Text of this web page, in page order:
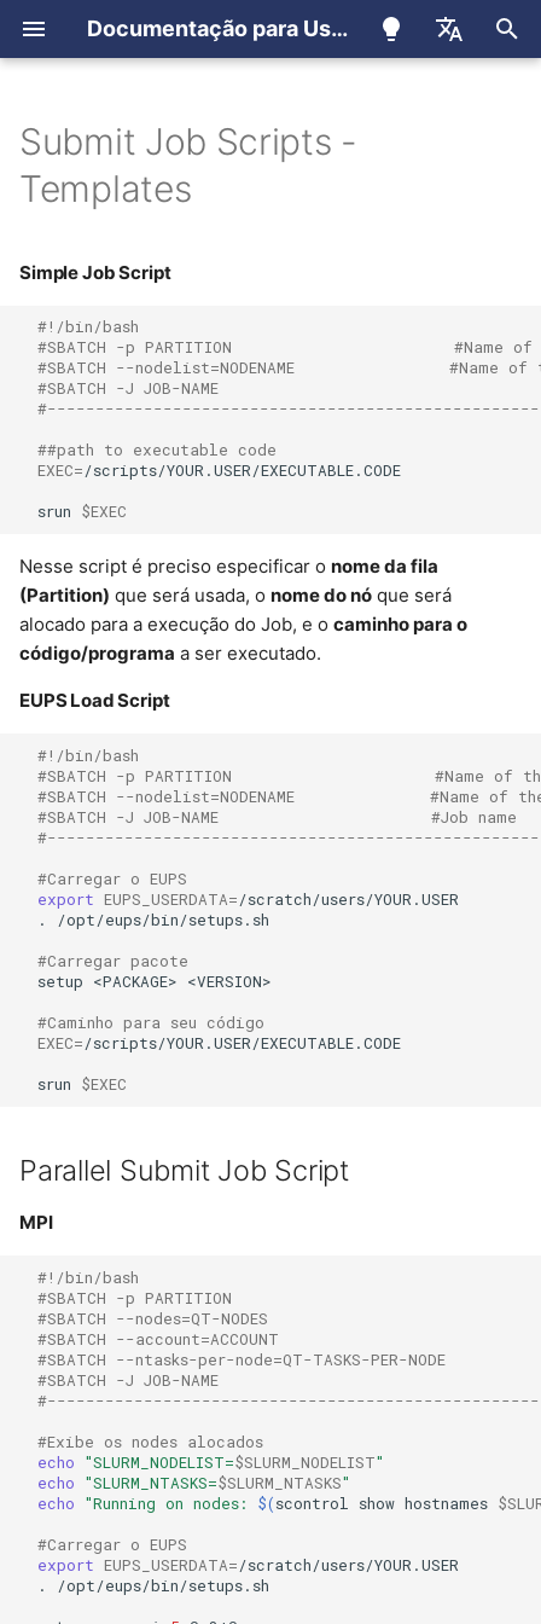
Documentação para Usuários
d
o
a
JupyterHub
Ondemand
User Query
TAP Service
Sky Viewer
Target Viewer
DES Science Server
Occultation Predictions
SDSS Sky Sever
LSST Photo-z Server
DES Science Portal
Solar System Portal
MaNGA Portal
Submit Job Scripts -
Templates
Simple Job Script
#!/bin/bash
#SBATCH -p PARTITION                       #Name
#SBATCH --nodelist=NODENAME                #Name
#SBATCH -J JOB-NAME
##path to executable code
EXEC=/scripts/YOUR.USER/EXECUTABLE.CODE
srun $EXEC
Nesse script é preciso especificar o nome da fila
(Partition) que será usada, o nome do nó que será
alocado para a execução do Job, e o caminho para o
código/programa a ser executado.
EUPS Load Script
#!/bin/bash
#SBATCH -p PARTITION                     #Name of
#SBATCH --nodelist=NODENAME              #Name of
#SBATCH -J JOB-NAME                      #Job name
#Carregar o EUPS
export
EUPS_USERDATA=
.
/opt/eups/bin/setups.sh
#Carregar pacote
setup
<PACKAGE> <VERSION>
#Caminho para seu código
EXEC=/scripts/YOUR.USER/EXECUTABLE.CODE
srun $EXEC
Parallel Submit Job Script
MPI
#!/bin/bash
#SBATCH -p PARTITION
#SBATCH --nodes=QT-NODES
#SBATCH --account=ACCOUNT
#SBATCH --ntasks-per-node=QT-TASKS-PER-NODE
#SBATCH -J JOB-NAME
#Exibe os nodes alocados
echo
"SLURM_NODELIST=$SLURM_NODELIST"
echo
"SLURM_NTASKS=$SLURM_NTASKS"
echo
"Running on nodes: $(scontrol show hostnames
#Carregar o EUPS
export
EUPS_USERDATA=
.
/opt/eups/bin/setups.sh